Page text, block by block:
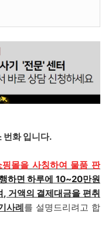
번화 입니다.
몰을 사칭하여 물품 판
하면 하루에 10~20만원
거액의 결제대금을 편취
사례를 설명드리려고 합